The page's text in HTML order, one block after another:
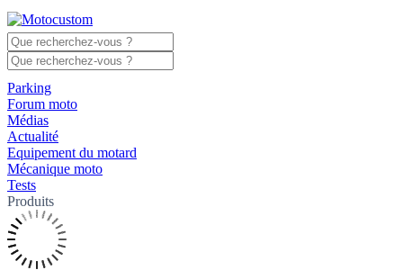
Parking
Forum moto
Médias
Actualité
Equipement du motard
Mécanique moto
Tests
Produits